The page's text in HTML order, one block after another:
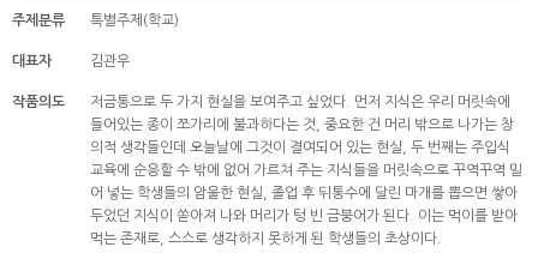
주제분류 특별주제(학교)
대표자 김관우
작품의도
저금통으로 두 가지 현실을 보여주고 싶었다. 먼저 지식은 우리 머릿속에
들어있는 종이 쪼가리에 불과하다는 것, 중요한 건 머리 밖으로 나가는 창
의적 생각들인데 오늘날에 그것이 결여되어 있는 현실, 두 번째는 주입식
교육에 순응할 수 밖에 없어 가르쳐 주는 지식들을 머릿속으로 꾸역꾸역 밀
어 넣는 학생들의 암울한 현실, 졸업 후 뒤통수에 달린 마개를 뽑으면 쌓아
두었던 지식이 쏟아져 나와 머리가 텅 빈 금붕어가 된다. 이는 먹이를 받아
먹는 존재로, 스스로 생각하지 못하게 된 학생들의 초상이다.